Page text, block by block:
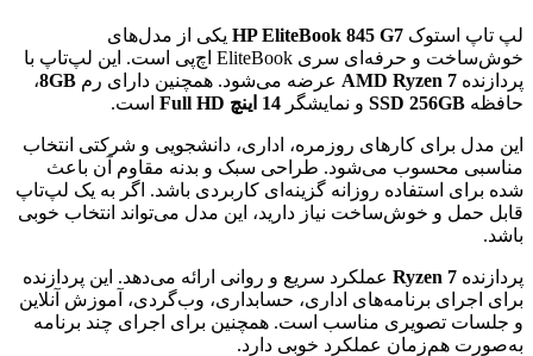
لپ تاپ استوک HP EliteBook 845 G7 یکی از مدل‌های
خوش‌ساخت و حرفه‌ای سری EliteBook اچ‌پی است. این لپ‌تاپ با
پردازنده AMD Ryzen 7 عرضه می‌شود. همچنین دارای رم 8GB،
حافظه SSD 256GB و نمایشگر 14 اینچ Full HD است.
این مدل برای کارهای روزمره، اداری، دانشجویی و شرکتی انتخاب
مناسبی محسوب می‌شود. طراحی سبک و بدنه مقاوم آن باعث
شده برای استفاده روزانه گزینه‌ای کاربردی باشد. اگر به یک لپ‌تاپ
قابل حمل و خوش‌ساخت نیاز دارید، این مدل می‌تواند انتخاب خوبی
باشد.
پردازنده Ryzen 7 عملکرد سریع و روانی ارائه می‌دهد. این پردازنده
برای اجرای برنامه‌های اداری، حسابداری، وب‌گردی، آموزش آنلاین
و جلسات تصویری مناسب است. همچنین برای اجرای چند برنامه
به‌صورت هم‌زمان عملکرد خوبی دارد.